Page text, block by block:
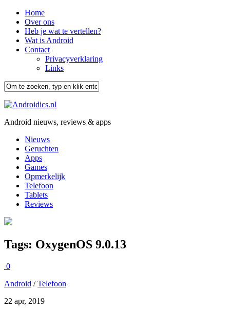
Home
Over ons
Heb je wat te vertellen?
Wat is Android
Contact
Privacyverklaring
Links
Android nieuws, reviews & apps
Nieuws
Geruchten
Apps
Games
Opmerkelijk
Telefoon
Tablets
Reviews
Tags: OxygenOS 9.0.13
0
Android /Telefoon
22 apr, 2019